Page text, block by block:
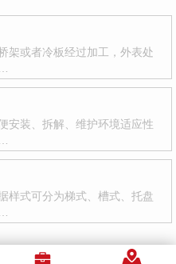
架或者冷板经过加工，外表处
安装、拆解、维护环境适应性
样式可分为梯式、槽式、托盘